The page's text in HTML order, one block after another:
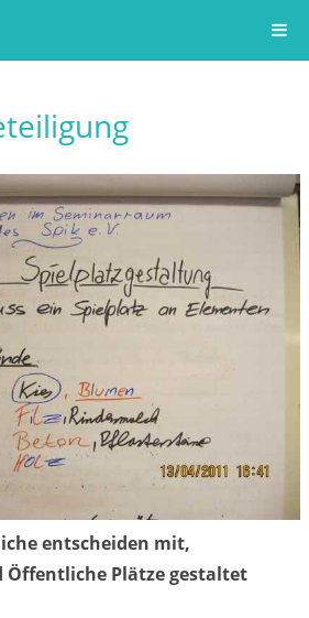
entscheiden mit,
Öffentliche Plätze gestaltet